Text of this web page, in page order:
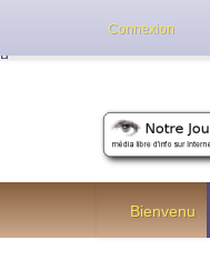
Bienvenu
Connexion
Cette